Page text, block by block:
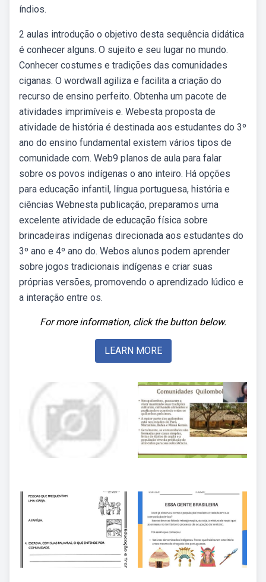
índios.
2 aulas introdução o objetivo desta sequência didática
é conhecer alguns. O sujeito e seu lugar no mundo.
Conhecer costumes e tradições das comunidades
ciganas. O wordwall agiliza e facilita a criação do
recurso de ensino perfeito. Obtenha um pacote de
atividades imprimíveis e. Webesta proposta de
atividade de história é destinada aos estudantes do 3º
ano do ensino fundamental existem vários tipos de
comunidade com. Web9 planos de aula para falar
sobre os povos indígenas o ano inteiro. Há opções
para educação infantil, língua portuguesa, história e
ciências Webnesta publicação, preparamos uma
excelente atividade de educação física sobre
brincadeiras indígenas direcionada aos estudantes do
3º ano e 4º ano do. Webos alunos podem aprender
sobre jogos tradicionais indígenas e criar suas
próprias versões, promovendo o aprendizado lúdico e
a interação entre os.
For more information, click the button below.
LEARN MORE